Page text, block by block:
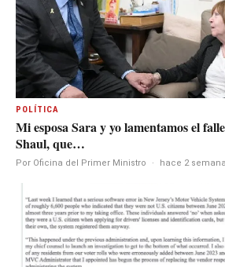
POLÍTICA
Mi esposa Sara y yo lamentamos el
Shaul, que…
Por Oficina del Primer Ministro · hace 2